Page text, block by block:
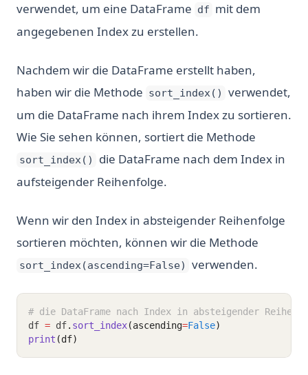
verwendet, um eine DataFrame df mit dem
angegebenen Index zu erstellen.
Nachdem wir die DataFrame erstellt haben,
haben wir die Methode sort_index()
verwendet,
um die DataFrame nach ihrem Index zu sortieren.
Wie Sie sehen können, sortiert die Methode
sort_index()
die DataFrame nach dem Index in
aufsteigender Reihenfolge.
Wenn wir den Index in absteigender Reihenfolge
sortieren möchten, können wir die Methode
sort_index(ascending=False) verwenden.
# die DataFrame nach Index in absteigender
df = df. sort_index(ascending=False)
print (df)